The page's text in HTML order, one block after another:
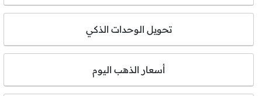
تحويل الوحدات الذكي
أسعار الذهب اليوم